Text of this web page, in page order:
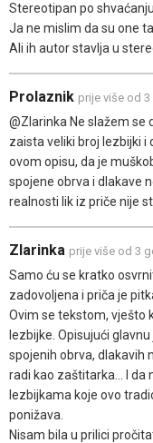
Stereotipan po
Ja ne mislim da su one
Ali ih autor stavlja u
Prolaznik prije više od
@Zlarinka Ne slažem se
zaista veliki broj lezbijki i
ovom opisu, da je
spojene obrva i dlakave
realnosti lik iz priče nije
Zlarinka prije više od 3
Samo ću se kratko
zadovoljena i priča je
Ovim se tekstom, vješto
lezbijke. Opisujući
spojenih obrva, dlakavih
radi kao zaštitarka... I da
lezbijkama koje ovo
ponižava.
Nisam bila u prilici